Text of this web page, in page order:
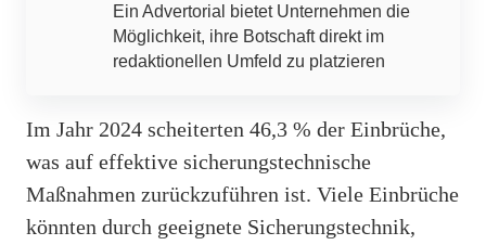
Ein Advertorial bietet Unternehmen die
Möglichkeit, ihre Botschaft direkt im
redaktionellen Umfeld zu platzieren
Im Jahr 2024 scheiterten 46,3 % der Einbrüche,
was auf effektive sicherungstechnische
Maßnahmen zurückzuführen ist. Viele Einbrüche
könnten durch geeignete Sicherungstechnik,